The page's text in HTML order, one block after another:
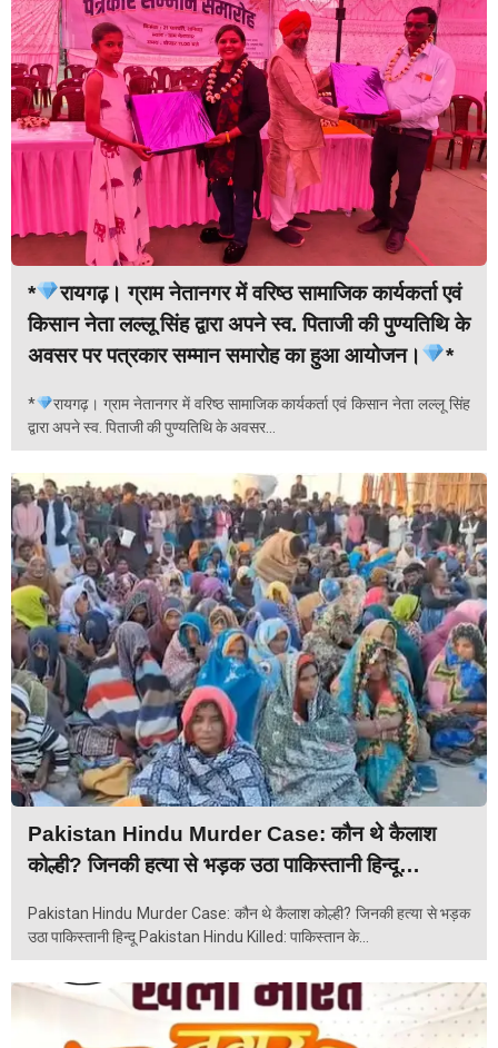
*
रायगढ़। ग्राम नेतानगर में वरिष्ठ सामाजिक कार्यकर्ता एवं
किसान नेता लल्लू सिंह द्वारा अपने स्व. पिताजी की पुण्यतिथि के
अवसर पर पत्रकार सम्मान समारोह का हुआ आयोजन।
*
*
रायगढ़। ग्राम नेतानगर में वरिष्ठ सामाजिक कार्यकर्ता एवं किसान नेता लल्लू सिंह
द्वारा अपने स्व. पिताजी की पुण्यतिथि के अवसर...
Pakistan Hindu Murder Case: कौन थे कैलाश
कोल्ही? जिनकी हत्या से भड़क उठा पाकिस्तानी हिन्दू…
Pakistan Hindu Murder Case: कौन थे कैलाश कोल्ही? जिनकी हत्या से भड़क
उठा पाकिस्तानी हिन्दू Pakistan Hindu Killed: पाकिस्तान के...